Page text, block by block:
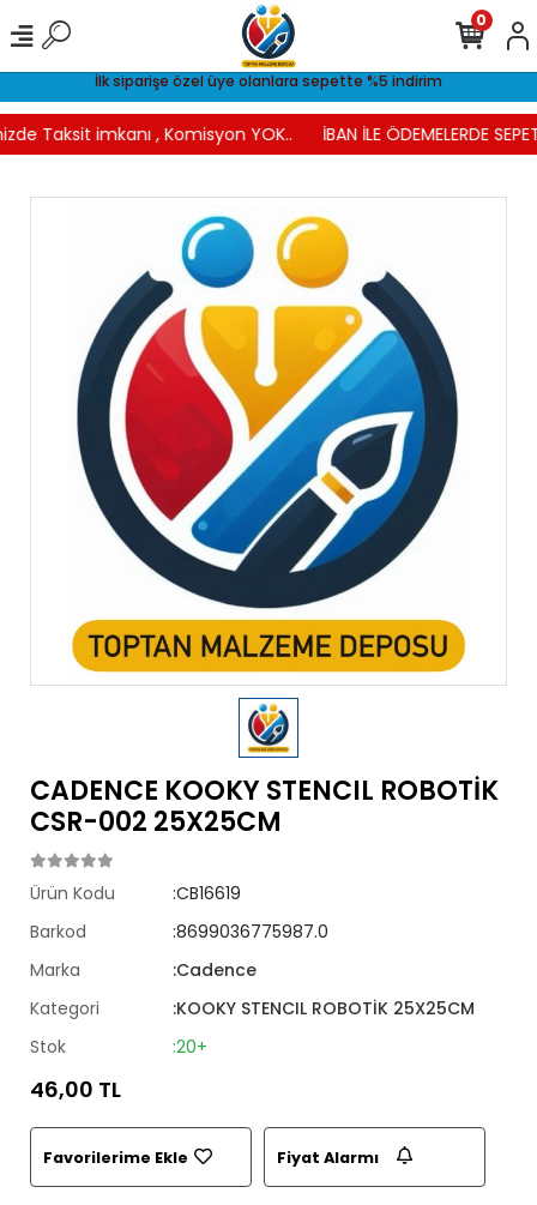
İlk siparişe özel üye olanlara sepette %5 indirim
Taksit imkanı , Komisyon YOK.. İBAN İLE ÖDEMELERDE
0
CADENCE KOOKY STENCIL ROBOTİK
CSR-002 25X25CM
Ürün Kodu
:CB16619
Barkod
:8699036775987.0
Marka
:Cadence
Kategori
:KOOKY STENCIL ROBOTİK 25X25CM
Stok
:20+
46,00 TL
Favorilerime Ekle Fiyat Alarmı